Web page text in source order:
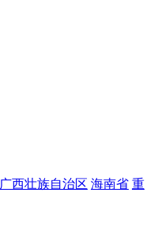
广西壮族自治区 海南省 重